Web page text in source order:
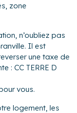
zone
n’oubliez pas
Il est
une taxe de
: CC TERRE D
vous.
logement, les